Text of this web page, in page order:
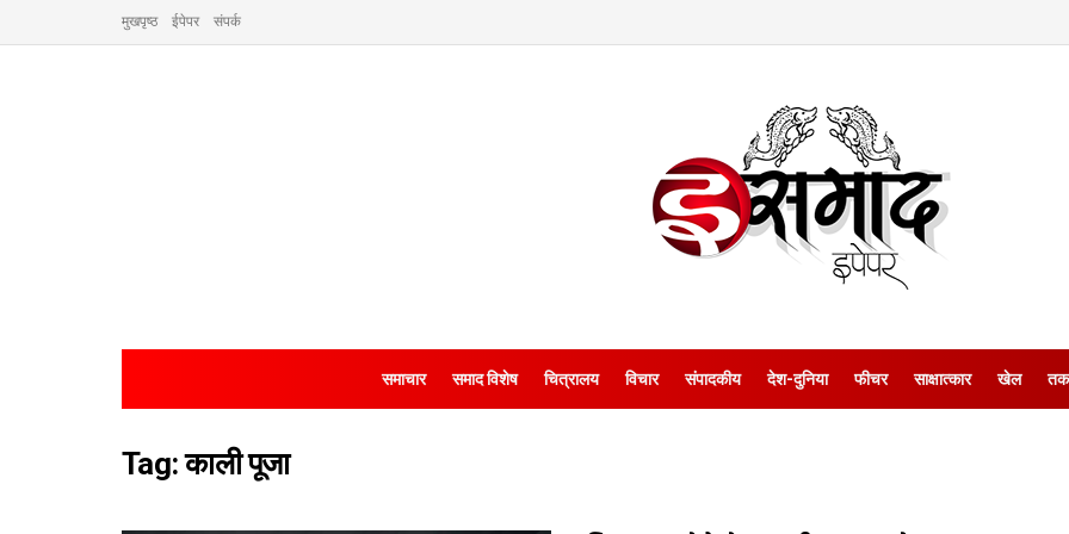
मुखपृष्ठ ईपेपर संपर्क
समाचार समाद विशेष चित्रालय विचार संपादकीय देश-दुनिया फीचर साक्षात्‍कार खेल
Tag:काली पूजा